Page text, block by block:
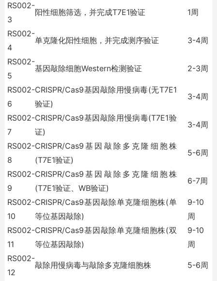
RS002-
3
阳性细胞筛选，并完成T7E1验证 1周
RS002-
4
单克隆化阳性细胞，并完成测序验证 3-4周
RS002-
5
基因敲除细胞Western检测验证 2-3周
RS002-
6
CRISPR/Cas9基因敲除用慢病毒(无T7E1
验证)
3-4周
RS002-
7
CRISPR/Cas9基因敲除用慢病毒(T7E1验
证)
3-4周
RS002-
8
CRISPR/Cas9 基因敲除多克隆细胞株
(T7E1验证)
5-6周
RS002-
9
CRISPR/Cas9 基因敲除多克隆细胞株
(T7E1验证、 WB验证)
6-7周
RS002-
10
CRISPR/Cas9基因敲除单克隆细胞株(单
等位基因敲除)
9-10
周
RS002-
11
CRISPR/Cas9基因敲除单克隆细胞株(双
等位基因敲除)
9-10
周
RS002-
12
敲除用慢病毒与敲除多克隆细胞株 5-6周